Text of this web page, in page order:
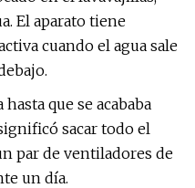
El aparato tiene
cuando el agua sale
que se acababa
sacar todo el
par de ventiladores de
un día.